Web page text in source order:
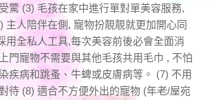
驚 (3) 毛孩在家中進行單對單美容服務,
主人陪伴在側, 寵物扮靚靚就更加開心同
用全私人工具,每次美容前後必會全面消
門寵物不需要與其他毛孩共用毛巾 , 不怕
疾病和跳蚤、牛蜱或皮膚病等。 (7) 不用
待 (8) 適合不方便外出的寵物 (年老/屋宛